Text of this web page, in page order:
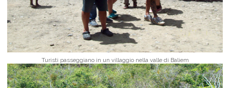
Turisti passeggiano in un villaggio nella valle di Baliem